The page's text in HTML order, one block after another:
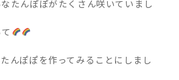
たんぽぽがたくさん咲いていまし
んぽぽを作ってみることにしまし